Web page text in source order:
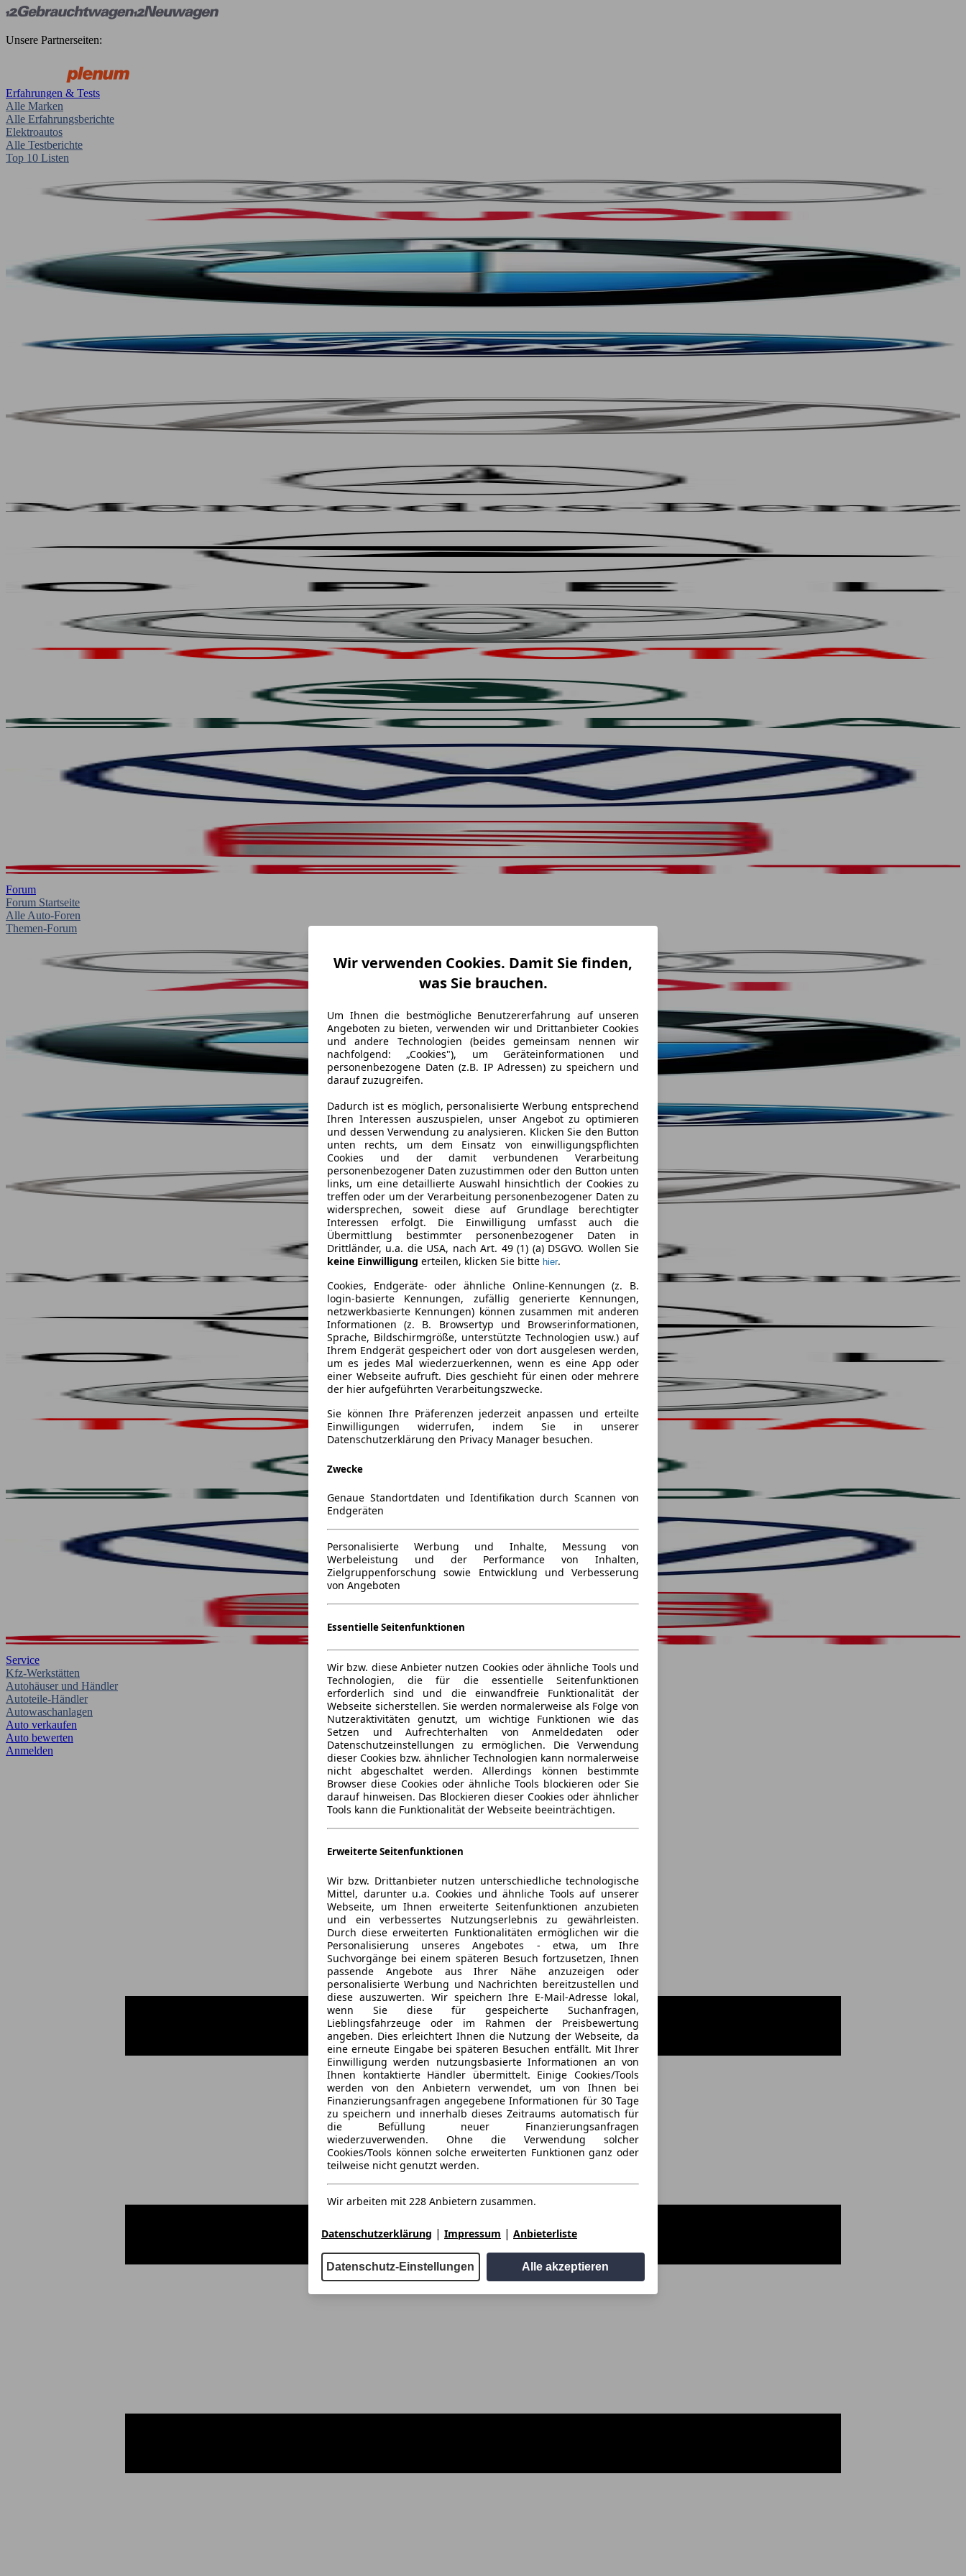
Unsere Partnerseiten:
Erfahrungen & Tests
Alle Marken
Alle Erfahrungsberichte
Elektroautos
Alle Testberichte
Top 10 Listen
Forum
Forum Startseite
Alle Auto-Foren
Themen-Forum
Service
Kfz-Werkstätten
Autohäuser und Händler
Autoteile-Händler
Autowaschanlagen
Auto verkaufen
Auto bewerten
Anmelden
Wir verwenden Cookies. Damit Sie finden,
was Sie brauchen.
Um Ihnen die bestmögliche Benutzererfahrung auf unseren
Angeboten zu bieten, verwenden wir und Drittanbieter Cookies
und andere Technologien (beides gemeinsam nennen wir
nachfolgend: „Cookies"), um Geräteinformationen und
personenbezogene Daten (z.B. IP Adressen) zu speichern und
darauf zuzugreifen.
Dadurch ist es möglich, personalisierte Werbung entsprechend
Ihren Interessen auszuspielen, unser Angebot zu optimieren
und dessen Verwendung zu analysieren. Klicken Sie den Button
unten rechts, um dem Einsatz von einwilligungspflichten
Cookies und der damit verbundenen Verarbeitung
personenbezogener Daten zuzustimmen oder den Button unten
links, um eine detaillierte Auswahl hinsichtlich der Cookies zu
treffen oder um der Verarbeitung personenbezogener Daten zu
widersprechen, soweit diese auf Grundlage berechtigter
Interessen erfolgt. Die Einwilligung umfasst auch die
Übermittlung bestimmter personenbezogener Daten in
Drittländer, u.a. die USA, nach Art. 49 (1) (a) DSGVO. Wollen Sie
keine Einwilligung erteilen, klicken Sie bitte hier.
Cookies, Endgeräte- oder ähnliche Online-Kennungen (z. B.
login-basierte Kennungen, zufällig generierte Kennungen,
netzwerkbasierte Kennungen) können zusammen mit anderen
Informationen (z. B. Browsertyp und Browserinformationen,
Sprache, Bildschirmgröße, unterstützte Technologien usw.) auf
Ihrem Endgerät gespeichert oder von dort ausgelesen werden,
um es jedes Mal wiederzuerkennen, wenn es eine App oder
einer Webseite aufruft. Dies geschieht für einen oder mehrere
der hier aufgeführten Verarbeitungszwecke.
Sie können Ihre Präferenzen jederzeit anpassen und erteilte
Einwilligungen widerrufen, indem Sie in unserer
Datenschutzerklärung den Privacy Manager besuchen.
Zwecke
Genaue Standortdaten und Identifikation durch Scannen von
Endgeräten
Personalisierte Werbung und Inhalte, Messung von
Werbeleistung und der Performance von Inhalten,
Zielgruppenforschung sowie Entwicklung und Verbesserung
von Angeboten
Essentielle Seitenfunktionen
Wir bzw. diese Anbieter nutzen Cookies oder ähnliche Tools und
Technologien, die für die essentielle Seitenfunktionen
erforderlich sind und die einwandfreie Funktionalität der
Webseite sicherstellen. Sie werden normalerweise als Folge von
Nutzeraktivitäten genutzt, um wichtige Funktionen wie das
Setzen und Aufrechterhalten von Anmeldedaten oder
Datenschutzeinstellungen zu ermöglichen. Die Verwendung
dieser Cookies bzw. ähnlicher Technologien kann normalerweise
nicht abgeschaltet werden. Allerdings können bestimmte
Browser diese Cookies oder ähnliche Tools blockieren oder Sie
darauf hinweisen. Das Blockieren dieser Cookies oder ähnlicher
Tools kann die Funktionalität der Webseite beeinträchtigen.
Erweiterte Seitenfunktionen
Wir bzw. Drittanbieter nutzen unterschiedliche technologische
Mittel, darunter u.a. Cookies und ähnliche Tools auf unserer
Webseite, um Ihnen erweiterte Seitenfunktionen anzubieten
und ein verbessertes Nutzungserlebnis zu gewährleisten.
Durch diese erweiterten Funktionalitäten ermöglichen wir die
Personalisierung unseres Angebotes - etwa, um Ihre
Suchvorgänge bei einem späteren Besuch fortzusetzen, Ihnen
passende Angebote aus Ihrer Nähe anzuzeigen oder
personalisierte Werbung und Nachrichten bereitzustellen und
diese auszuwerten. Wir speichern Ihre E-Mail-Adresse lokal,
wenn Sie diese für gespeicherte Suchanfragen,
Lieblingsfahrzeuge oder im Rahmen der Preisbewertung
angeben. Dies erleichtert Ihnen die Nutzung der Webseite, da
eine erneute Eingabe bei späteren Besuchen entfällt. Mit Ihrer
Einwilligung werden nutzungsbasierte Informationen an von
Ihnen kontaktierte Händler übermittelt. Einige Cookies/Tools
werden von den Anbietern verwendet, um von Ihnen bei
Finanzierungsanfragen angegebene Informationen für 30 Tage
zu speichern und innerhalb dieses Zeitraums automatisch für
die Befüllung neuer Finanzierungsanfragen
wiederzuverwenden. Ohne die Verwendung solcher
Cookies/Tools können solche erweiterten Funktionen ganz oder
teilweise nicht genutzt werden.
Wir arbeiten mit 228 Anbietern zusammen.
Datenschutzerklärung | Impressum | Anbieterliste
Datenschutz-Einstellungen Alle akzeptieren